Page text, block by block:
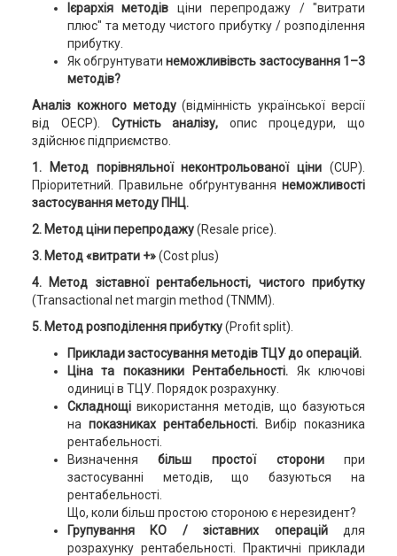
Ієрархія методів ціни перепродажу / "витрати
плюс" та методу чистого прибутку / розподілення
прибутку.
Як обгрунтуватинеможливівсть застосування 1–3
методів?
Аналіз кожного методу(відмінність української версії
від ОЕСР). Сутність аналізу, опис процедури, що
здійснює підприємство.
1. Метод порівняльної неконтрольованої ціни(CUP).
Пріоритетний. Правильне обґрунтуваннянеможливості
застосування методу ПНЦ.
2. Метод ціни перепродажу(Resale price).
3. Метод «витрати +»(Cost plus)
4. Метод зіставної рентабельності, чистого прибутку
(Transactional net margin method (TNMM).
5. Метод розподілення прибутку(Profit split).
Прикладизастосування методів ТЦУ до операцій.
Ціна та показники Рентабельності. Як ключові
одиниці в ТЦУ. Порядок розрахунку.
Складнощі використання методів, що базуються
на показниках рентабельності.
Вибір показника
рентабельності.
Визначеннябільш простої сторонипри
застосуванні методів, що базуються на
рентабельності.
Що, коли більш простою стороною є нерезидент?
Групування КО / зіставних операційдля
розрахунку рентабельності. Практичні приклади